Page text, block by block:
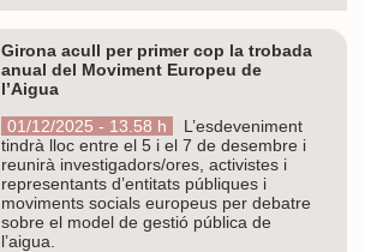
Girona acull per primer cop la trobada
anual del Moviment Europeu de
l’Aigua
01/12/2025 - 13.58 h
L’esdeveniment
tindrà lloc entre el 5 i el 7 de desembre i
reunirà investigadors/ores, activistes i
representants d’entitats públiques i
moviments socials europeus per debatre
sobre el model de gestió pública de
l’aigua.